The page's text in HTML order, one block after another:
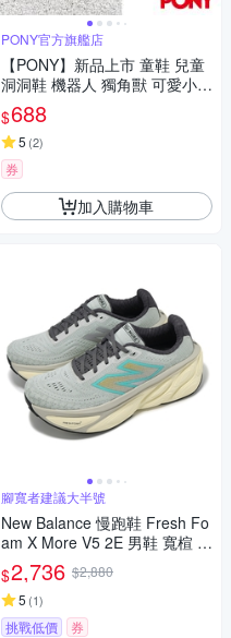
PONY官方旗艦店
【PONY】新品上市 童鞋 兒童
洞洞鞋 機器人 獨角獸 可愛小花
鯊魚家族-多款
$688
5 (2)
券
加入購物車
腳寬者建議大半號
New Balance 慢跑鞋 Fresh Fo
am X More V5 2E 男鞋 寬楦 灰
藍 厚底 運動鞋 NB MMORLJ5-
2E
$2,736 $2,880
5 (1)
挑戰低價 券